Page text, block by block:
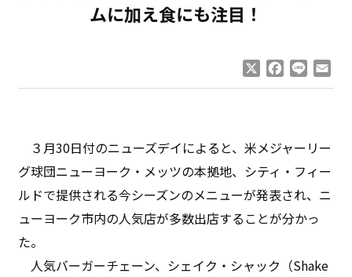
ムに加え食にも注目！
Facebook
Line
３月30日付のニューズデイによると、米メジャーリー
グ球団ニューヨーク・メッツの本拠地、シティ・フィー
ルドで提供される今シーズンのメニューが発表され、ニ
ューヨーク市内の人気店が多数出店することが分かっ
た。
人気バーガーチェーン、シェイク・シャック（Shake